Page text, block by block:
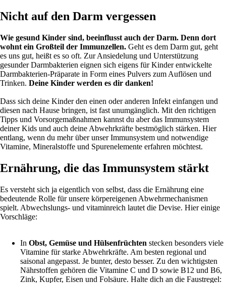
Nicht auf den Darm vergessen
Wie gesund Kinder sind, beeinflusst auch der Darm. Denn dort
wohnt ein Großteil der Immunzellen. Geht es dem Darm gut, geht
es uns gut, heißt es so oft. Zur Ansiedelung und Unterstützung
gesunder Darmbakterien eignen sich eigens für Kinder entwickelte
Darmbakterien-Präparate in Form eines Pulvers zum Auflösen und
Trinken. Deine Kinder werden es dir danken!
Dass sich deine Kinder den einen oder anderen Infekt einfangen und
diesen nach Hause bringen, ist fast unumgänglich. Mit den richtigen
Tipps und Vorsorgemaßnahmen kannst du aber das Immunsystem
deiner Kids und auch deine Abwehrkräfte bestmöglich stärken. Hier
entlang, wenn du mehr über unser Immunsystem und notwendige
Vitamine, Mineralstoffe und Spurenelemente erfahren möchtest.
Ernährung, die das Immunsystem stärkt
Es versteht sich ja eigentlich von selbst, dass die Ernährung eine
bedeutende Rolle für unsere körpereigenen Abwehrmechanismen
spielt. Abwechslungs- und vitaminreich lautet die Devise. Hier einige
Vorschläge:
In Obst, Gemüse und Hülsenfrüchten stecken besonders viele
Vitamine für starke Abwehrkräfte. Am besten regional und
saisonal angepasst. Je bunter, desto besser. Zu den wichtigsten
Nährstoffen gehören die Vitamine C und D sowie B12 und B6,
Zink, Kupfer, Eisen und Folsäure. Halte dich an die Faustregel: